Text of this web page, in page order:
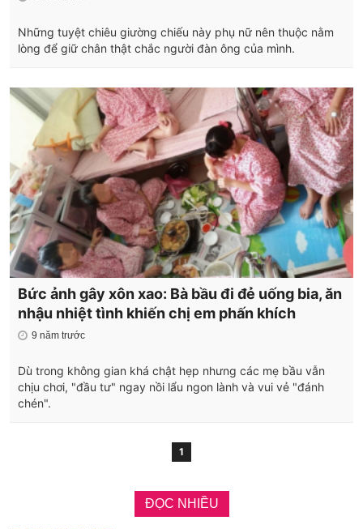
Những tuyệt chiêu giường chiếu này phụ nữ nên thuộc nằm
lòng để giữ chân thật chắc người đàn ông của mình.
Bức ảnh gây xôn xao: Bà bầu đi đẻ uống bia, ăn
nhậu nhiệt tình khiến chị em phấn khích
9 năm trước
Dù trong không gian khá chật hẹp nhưng các mẹ bầu vẫn
chịu chơi, "đầu tư" ngay nồi lẩu ngon lành và vui vẻ "đánh
chén".
1
ĐỌC NHIỀU